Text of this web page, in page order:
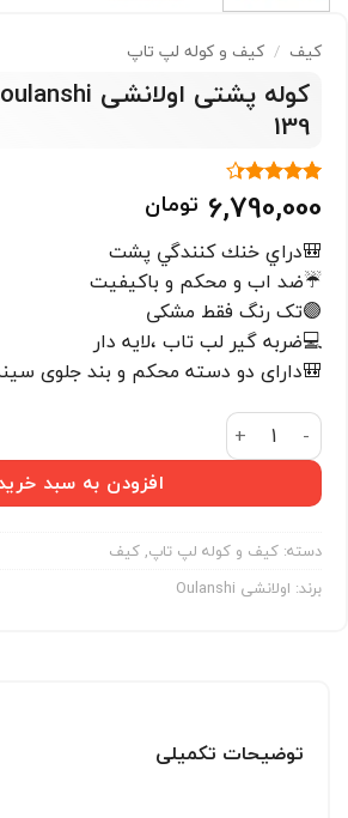
کیف / کیف و کوله لپ تاپ
139
4.33
مشتری
6,790,000 تومان
🎒دراي خنك كنندگي پشت
☔️ضد اب و محكم و باكيفيت
🟣تک رنگ فقط مشکی
💻ضربه گير لب تاب ،لایه دار
🎒دارای دو دسته محکم و بند جلوی
کوله پشتی اولانشی oulanshi مارک اصل کد 139 عدد
افزودن به سبد
دسته: کیف و کوله لپ تاپ,کیف
برند: اولانشی Oulanshi
توضیحات تکمیلی